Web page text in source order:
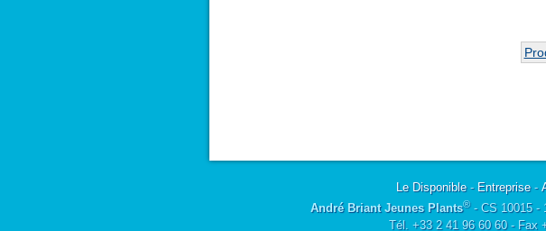
Le Disponible- Entreprise-
André Briant Jeunes Plants®- CS 10015 -
Tél. +33 2 41 96 60 60 - Fax